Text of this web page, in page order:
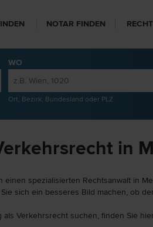
NOTAR FINDEN
WO
Ort, Bezirk, Bundesland oder PLZ
in
spezialisierten Rechtsanwalt in
sich ein besseres Bild machen, ob
Verkehrsrecht suchen, finden Sie